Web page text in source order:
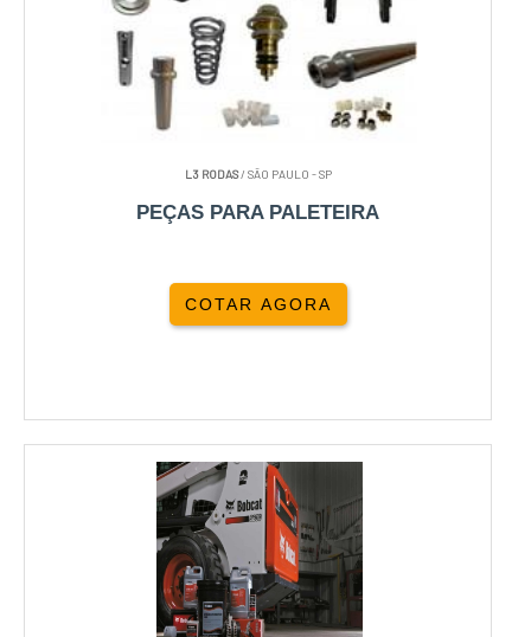
L3 RODAS/ SÃO PAULO - SP
PEÇAS PARA PALETEIRA
COTAR AGORA